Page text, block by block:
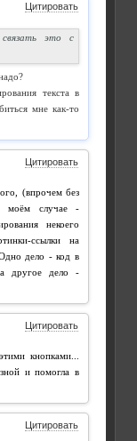
Цитировать
это с
текста в
мне как-то
Цитировать
(впрочем без
моём случае -
некоего
ссылки на
дело - код в
другое дело -
Цитировать
кнопками...
и помогла в
Цитировать